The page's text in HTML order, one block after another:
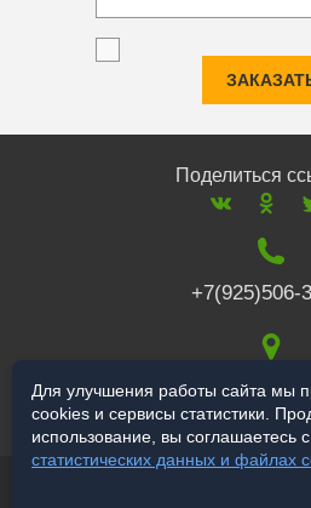
Поделиться
+7(925)506-
117519,г.
Варшавское
Для улучшения работы сайта мы
cookies и сервисы статистики.
использование, вы соглашаетесь
статистических данных и файлах